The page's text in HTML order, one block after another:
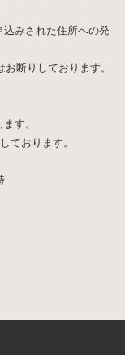
込みされた住所への発
断りしております。
す。
ております。